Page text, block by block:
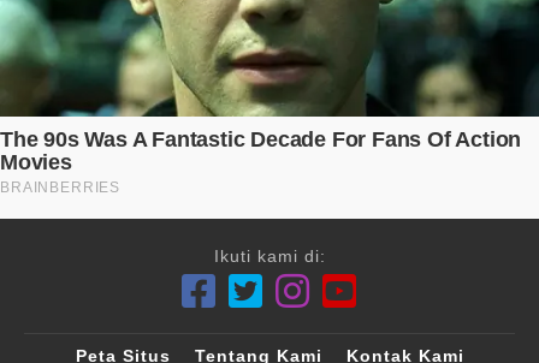
Ikuti kami di:
Peta Situs Tentang Kami Kontak Kami